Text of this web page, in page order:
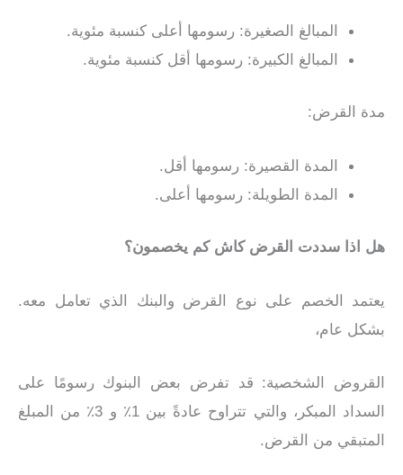
المبالغ الصغيرة: رسومها أعلى كنسبة مئوية.
المبالغ الكبيرة: رسومها أقل كنسبة مئوية.
مدة القرض:
المدة القصيرة: رسومها أقل.
المدة الطويلة: رسومها أعلى.
هل اذا سددت القرض كاش كم يخصمون؟
يعتمد الخصم على نوع القرض والبنك الذي تعامل معه.
بشكل عام،
القروض الشخصية: قد تفرض بعض البنوك رسومًا على
السداد المبكر، والتي تتراوح عادةً بين 1٪ و 3٪ من المبلغ
المتبقي من القرض.